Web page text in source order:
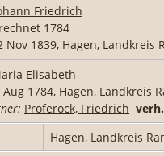
Friedrich
1784
Nov 1839, Hagen, Landkreis
Elisabeth
Aug 1784, Hagen, Landkreis
Pröferock, Friedrich verh.
Hagen, Landkreis